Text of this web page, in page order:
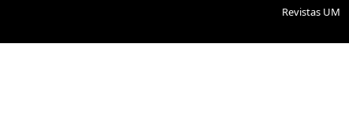
Revistas UM